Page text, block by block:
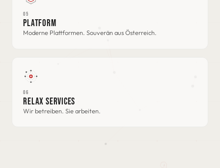
05
PLATFORM
Moderne Plattformen. Souverän aus Österreich.
06
RELAX SERVICES
Wir betreiben. Sie arbeiten.